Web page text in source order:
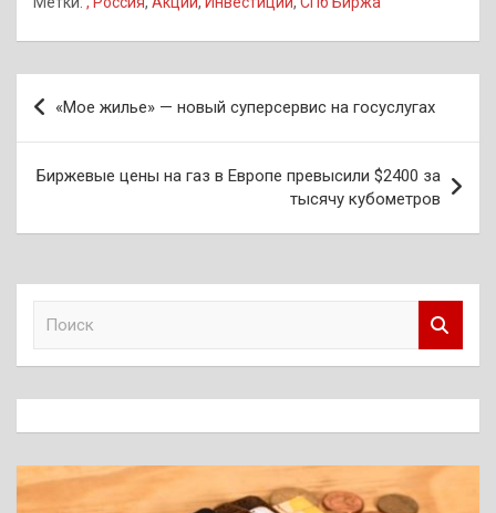
Навигация
по
записям
«Мое жилье» — новый суперсервис на госуслугах
Биржевые цены на газ в Европе превысили $2400 за
тысячу кубометров
к